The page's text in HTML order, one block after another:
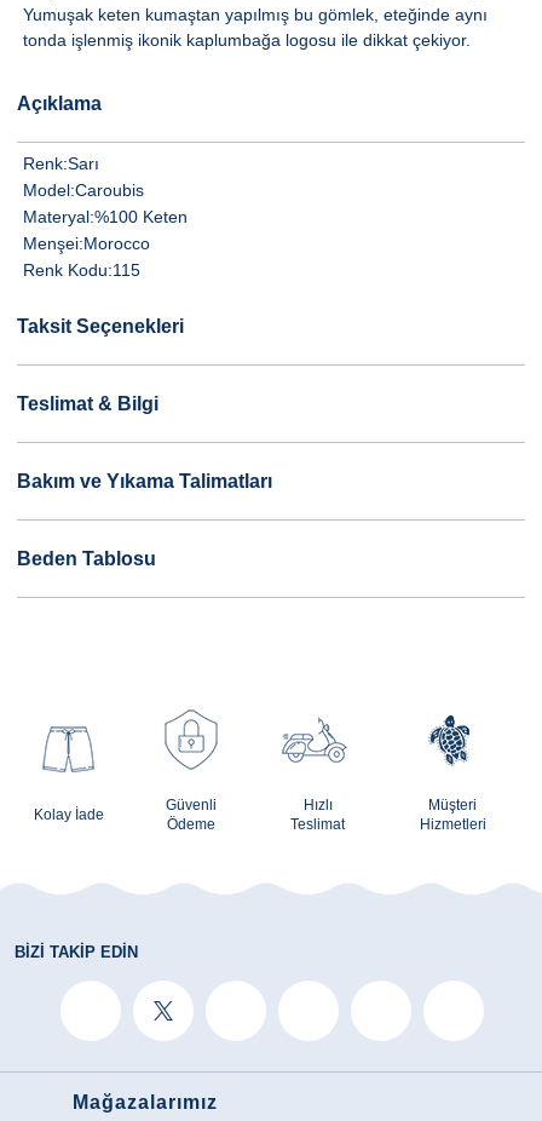
Yumuşak keten kumaştan yapılmış bu gömlek, eteğinde aynı
tonda işlenmiş ikonik kaplumbağa logosu ile dikkat çekiyor.
Açıklama
Renk:Sarı
Model:Caroubis
Materyal:%100 Keten
Menşei:Morocco
Renk Kodu:115
Taksit Seçenekleri
Teslimat & Bilgi
Bakım ve Yıkama Talimatları
Beden Tablosu
Kolay İade
Güvenli
Ödeme
Hızlı
Teslimat
Müşteri
Hizmetleri
BIZI TAKIP EDIN
Mağazalarımız